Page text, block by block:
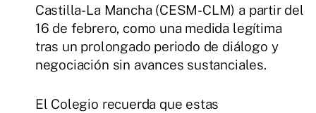
Castilla-La Mancha (CESM-CLM) a partir del
16 de febrero, como una medida legítima
tras un prolongado periodo de diálogo y
negociación sin avances sustanciales.
El Colegio recuerda que estas